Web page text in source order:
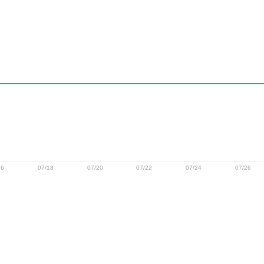
07/18 07/20 07/22 07/24 07/26